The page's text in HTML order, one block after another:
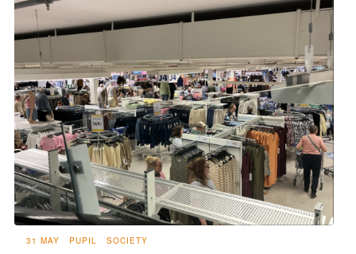
31 MAY PUPIL SOCIETY